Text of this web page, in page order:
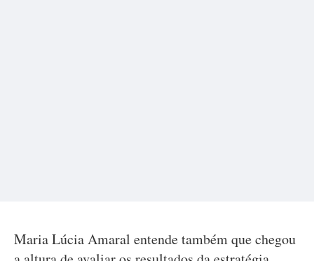
Maria Lúcia Amaral entende também que chegou